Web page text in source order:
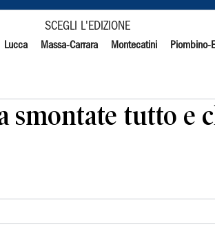
SCEGLI L'EDIZIONE
Lucca Massa-Carrara Montecatini Piombino-
smontate tutto e